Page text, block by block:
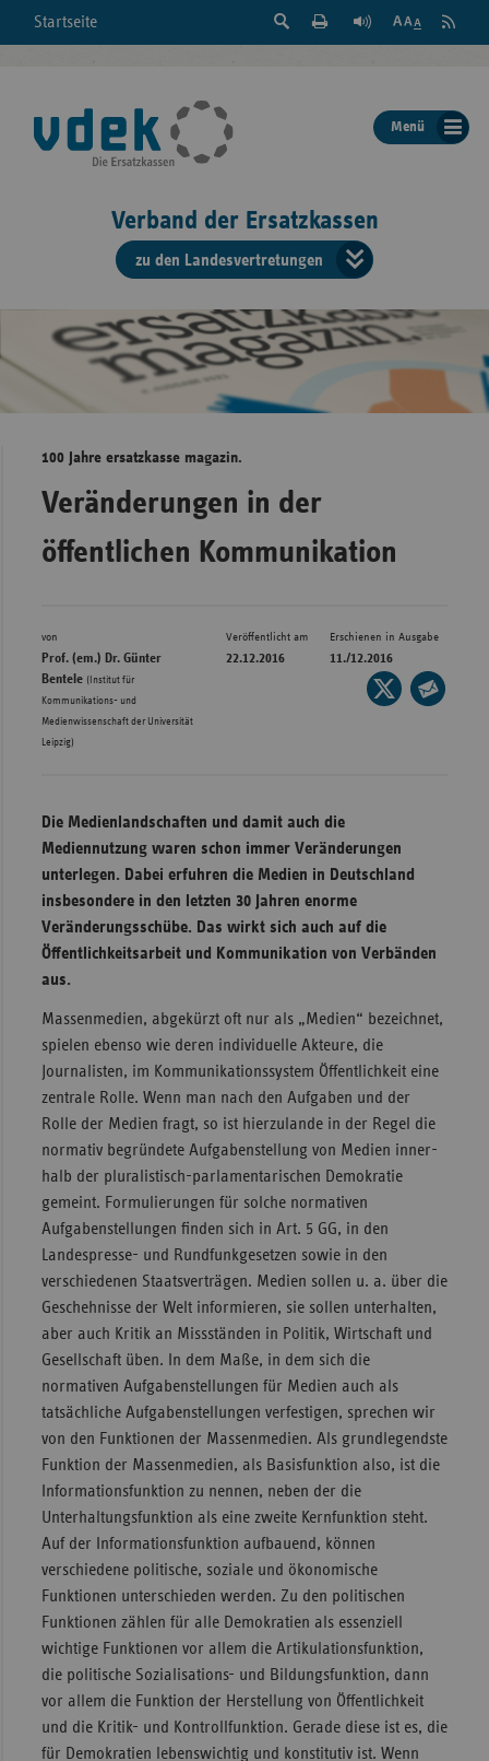
Startseite
Suche
der
Seite
Feed
Menü
Verband der Ersatzkassen
zu den Landesvertretungen
der
Hessen
100 Jahre ersatzkasse magazin.
Veränderungen in der
öffentlichen Kommunikation
von
Prof. (em.) Dr. Günter
Bentele (Institut für
Kommunikations- und
Medienwissenschaft der Universität
Leipzig)
Veröffentlicht am
22.12.2016
Erschienen in Ausgabe
11./12.2016
Seite
auf
Die Medienlandschaften und damit auch die
Mediennutzung waren schon immer Veränderungen
unterlegen. Dabei erfuhren die Medien in Deutschland
insbesondere in den letzten 30 Jahren enorme
Veränderungsschübe. Das wirkt sich auch auf die
Öffentlichkeitsarbeit und Kommunikation von Verbänden
aus.
Massenmedien, abgekürzt oft nur als „Medien“ bezeichnet,
spielen ebenso wie deren individuelle Akteure, die
Journalisten, im Kommunikationssystem Öffentlichkeit eine
zentrale Rolle. Wenn man nach den Aufgaben und der
Rolle der Medien fragt, so ist hierzulande in der Regel die
normativ begründete Aufgabenstellung von Medien inner-
halb der pluralistisch-parlamentarischen Demokratie
gemeint. Formulierungen für solche normativen
Aufgabenstellungen finden sich in Art. 5 GG, in den
Landespresse- und Rundfunkgesetzen sowie in den
verschiedenen Staatsverträgen. Medien sollen u. a. über die
Geschehnisse der Welt informieren, sie sollen unterhalten,
aber auch Kritik an Missständen in Politik, Wirtschaft und
Gesellschaft üben. In dem Maße, in dem sich die
normativen Aufgabenstellungen für Medien auch als
tatsächliche Aufgabenstellungen verfestigen, sprechen wir
von den Funktionen der Massenmedien. Als grundlegendste
Funktion der Massenmedien, als Basisfunktion also, ist die
Informationsfunktion zu nennen, neben der die
Unterhaltungsfunktion als eine zweite Kernfunktion steht.
Auf der Informationsfunktion aufbauend, können
verschiedene politische, soziale und ökonomische
Funktionen unterschieden werden. Zu den politischen
Funktionen zählen für alle Demokratien als essenziell
wichtige Funktionen vor allem die Artikulationsfunktion,
die politische Sozialisations- und Bildungsfunktion, dann
vor allem die Funktion der Herstellung von Öffentlichkeit
und die Kritik- und Kontrollfunktion. Gerade diese ist es, die
für Demokratien lebenswichtig und konstitutiv ist. Wenn